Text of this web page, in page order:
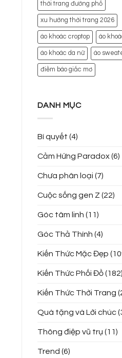
thời trang đường phố
xu hướng thời trang 2026
áo khoác croptop áo
áo khoác da nữ áo
điềm báo giấc mơ
DANH MỤC
Bí quyết (4)
Cảm Hứng Paradox(6)
Chưa phân loại (7)
Cuộc sống gen Z (22)
Góc tâm linh (11)
Góc Thả Thính (4)
Kiến Thức Mặc Đẹp
Kiến Thức Phối Đồ(182)
Kiến Thức Thời Trang
Quà tặng và Lời chúc
Thông điệp vũ trụ (11)
Trend (6)